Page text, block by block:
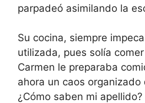
parpadeó asimilando la
Su cocina, siempre
utilizada, pues solía
Carmen le preparaba
ahora un caos
¿Cómo saben mi